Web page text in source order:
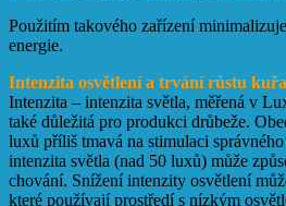
Použitím takového zařízení
energie.
Intenzita osvětlení a trvání růstu
Intenzita – intenzita světla, měřená v
také důležitá pro produkci drůbeže.
luxů příliš tmavá na stimulaci
intenzita světla (nad 50 luxů) může
chování. Snížení intenzity osvětlení
které používají prostředí s nízkým